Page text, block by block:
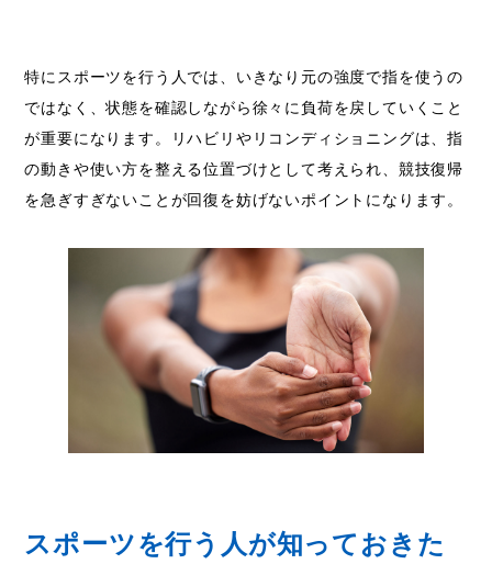
特にスポーツを行う人では、いきなり元の強度で指を使うの
ではなく、状態を確認しながら徐々に負荷を戻していくこと
が重要になります。リハビリやリコンディショニングは、指
の動きや使い方を整える位置づけとして考えられ、競技復帰
を急ぎすぎないことが回復を妨げないポイントになります。
スポーツを行う人が知っておきた